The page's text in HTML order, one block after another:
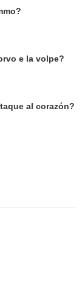
e la volpe?
al corazón?